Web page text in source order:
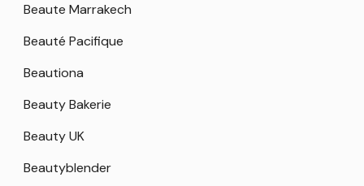
Beaute Marrakech
Beauté Pacifique
Beautiona
Beauty Bakerie
Beauty UK
Beautyblender